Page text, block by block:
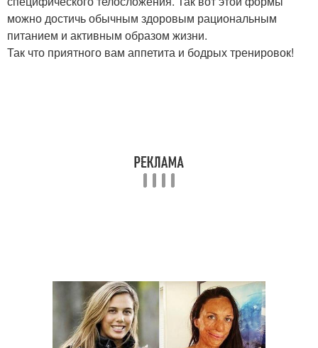
можно достичь обычным здоровым рациональным
питанием и активным образом жизни.
Так что приятного вам аппетита и бодрых тренировок!